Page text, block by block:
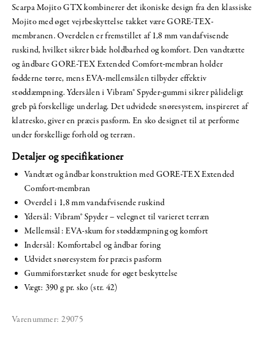
Scarpa Mojito GTX kombinerer det ikoniske design fra den klassiske
Mojito med øget vejrbeskyttelse takket være GORE-TEX-
membranen. Overdelen er fremstillet af 1,8 mm vandafvisende
ruskind, hvilket sikrer både holdbarhed og komfort. Den vandtætte
og åndbare GORE-TEX Extended Comfort-membran holder
fødderne tørre, mens EVA-mellemsålen tilbyder effektiv
støddæmpning. Ydersålen i Vibram® Spyder-gummi sikrer pålideligt
greb på forskellige underlag. Det udvidede snøresystem, inspireret af
klatresko, giver en præcis pasform. En sko designet til at performe
under forskellige forhold og terræn.
Detaljer og specifikationer
Vandtæt og åndbar konstruktion med GORE-TEX Extended
Comfort-membran
Overdel i 1,8 mm vandafvisende ruskind
Ydersål: Vibram® Spyder – velegnet til varieret terræn
Mellemsål: EVA-skum for støddæmpning og komfort
Indersål: Komfortabel og åndbar foring
Udvidet snøresystem for præcis pasform
Gummiforstærket snude for øget beskyttelse
Vægt: 390 g pr. sko (str. 42)
Varenummer: 29075